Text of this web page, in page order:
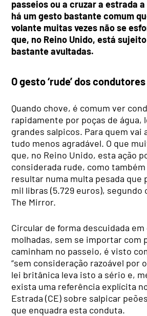
passeios ou a cruzar a estrada
há um gesto bastante comum
volante muitas vezes não se
que, no Reino Unido, está
bastante avultadas.
O gesto ‘rude’ dos condutores
Quando chove, é comum ver
rapidamente por poças de água,
grandes salpicos. Para quem vai
tudo menos agradável. O que
que, no Reino Unido, esta ação
considerada rude, como
resultar numa multa pesada que
mil libras (5.729 euros),
The Mirror.
Circular de forma descuidada
molhadas, sem se importar com
caminham no passeio, é visto
“sem consideração razoável por
lei britânica leva isto a sério e,
exista uma referência explícita
Estrada (CE) sobre salpicar
que enquadra esta conduta.